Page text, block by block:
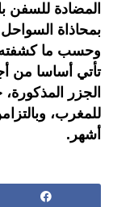
المضادة للسفن
بمحاذاة
وحسب ما كشفته
تأتي أساسا من
الجزر
للمغرب،
أشهر.